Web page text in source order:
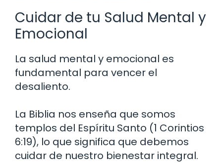
Cuidar de tu Salud Mental y
Emocional
La salud mental y emocional es
fundamental para vencer el
desaliento.
La Biblia nos enseña que somos
templos del Espíritu Santo (1 Corintios
6:19), lo que significa que debemos
cuidar de nuestro bienestar integral.